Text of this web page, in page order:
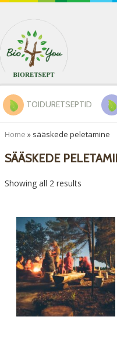
TOIDURETSEPTID
Home » sääskede peletamine
SÄÄSKEDE
Showing all 2 results